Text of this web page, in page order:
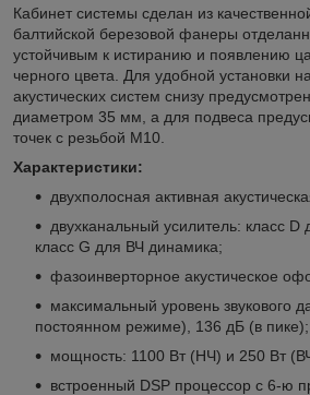
Кабинет системы сделан из
балтийской березовой фанеры
устойчивым к истиранию и появлению
черного цвета. Для удобной установки
акустических систем снизу
диаметром 35 мм, а для подвеса
точек с резьбой M10.
Характеристики:
двухполосная активная
двухканальный усилитель: класс D
класс G для ВЧ динамика;
фазоинверторное акустическое
максимальный уровень звукового
постоянном режиме), 136 дБ (в пике);
мощность: 1100 Вт (НЧ) и 250 Вт
встроенный DSP процессор с 6-ю